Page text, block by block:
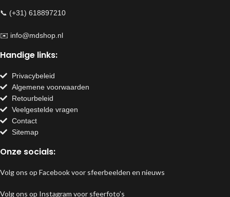
📞 (+31) 618897210
✉️ info@mdshop.nl
Handige links:
Privacybeleid
Algemene voorwaarden
Retourbeleid
Veelgestelde vragen
Contact
Sitemap
Onze socials:
Volg ons op Facebook voor sfeerbeelden en nieuws
Volg ons op Instagram voor sfeerfoto’s